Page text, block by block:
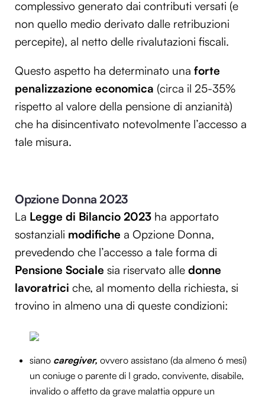
complessivo generato dai contributi versati (e
non quello medio derivato dalle retribuzioni
percepite), al netto delle rivalutazioni fiscali.
Questo aspetto ha determinato una forte
penalizzazione economica (circa il 25-35%
rispetto al valore della pensione di anzianità)
che ha disincentivato notevolmente l’accesso a
tale misura.
Opzione Donna 2023
La Legge di Bilancio 2023 ha apportato
sostanziali modifiche a Opzione Donna,
prevedendo che l’accesso a tale forma di
Pensione Sociale sia riservato alle donne
lavoratrici che, al momento della richiesta, si
trovino in almeno una di queste condizioni:
siano caregiver, ovvero assistano (da almeno 6 mesi)
un coniuge o parente di I grado, convivente, disabile,
invalido o affetto da grave malattia oppure un